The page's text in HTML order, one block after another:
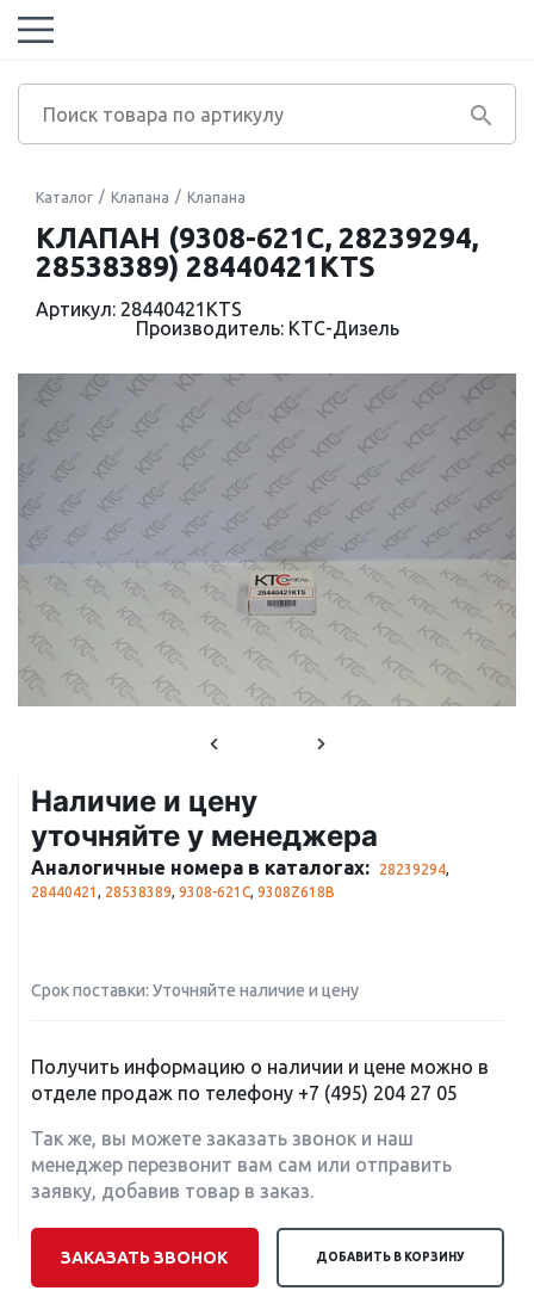
Каталог Клапана Клапана
КЛАПАН (9308-621C, 28239294,
28538389) 28440421KTS
Артикул: 28440421KTS
Производитель: КТС-Дизель
Наличие и цену
уточняйте у менеджера
Аналогичные номера в каталогах: 28239294,
28440421 , 28538389, 9308-621C, 9308Z618B
Срок поставки: Уточняйте наличие и цену
Получить информацию о наличии и цене можно в
отделе продаж по телефону +7 (495) 204 27 05
Так же, вы можете заказать звонок и наш
менеджер перезвонит вам сам или отправить
заявку, добавив товар в заказ.
ЗАКАЗАТЬ ЗВОНОК ДОБАВИТЬ В КОРЗИНУ